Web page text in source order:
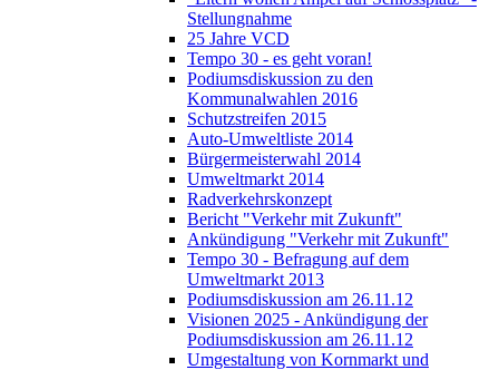
Stellungnahme
25 Jahre VCD
Tempo 30 - es geht voran!
Podiumsdiskussion zu den
Kommunalwahlen 2016
Schutzstreifen 2015
Auto-Umweltliste 2014
Bürgermeisterwahl 2014
Umweltmarkt 2014
Radverkehrskonzept
Bericht "Verkehr mit Zukunft"
Ankündigung "Verkehr mit Zukunft"
Tempo 30 - Befragung auf dem
Umweltmarkt 2013
Podiumsdiskussion am 26.11.12
Visionen 2025 - Ankündigung der
Podiumsdiskussion am 26.11.12
Umgestaltung von Kornmarkt und